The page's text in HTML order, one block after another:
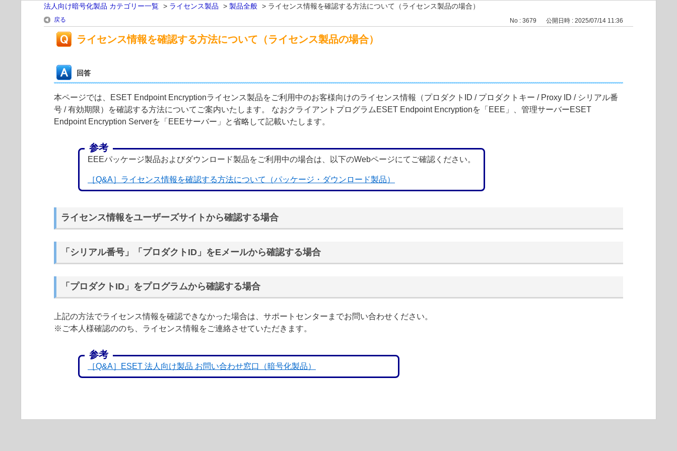
法人向け暗号化製品 カテゴリー一覧 > ライセンス製品 > 製品全般 > ライセンス情報を確認する方法について（ライセンス製品の場合）
戻る No : 3679 公開日時 : 2025/07/14 11:36
ライセンス情報を確認する方法について（ライセンス製品の場合）
回答
本ページでは、ESET Endpoint Encryptionライセンス製品をご利用中のお客様向けのライセンス情報（プロダクトID / プロダクトキー / Proxy ID / シリアル番
号 / 有効期限）を確認する方法についてご案内いたします。 なおクライアントプログラムESET Endpoint Encryptionを「EEE」、管理サーバーESET
Endpoint Encryption Serverを「EEEサーバー」と省略して記載いたします。
参考
EEEパッケージ製品およびダウンロード製品をご利用中の場合は、以下のWebページにてご確認ください。
［Q&A］ライセンス情報を確認する方法について（パッケージ・ダウンロード製品）
ライセンス情報をユーザーズサイトから確認する場合
「シリアル番号」「プロダクトID」をEメールから確認する場合
「プロダクトID」をプログラムから確認する場合
上記の方法でライセンス情報を確認できなかった場合は、サポートセンターまでお問い合わせください。
※ご本人様確認ののち、ライセンス情報をご連絡させていただきます。
参考
［Q&A］ESET 法人向け製品 お問い合わせ窓口（暗号化製品）